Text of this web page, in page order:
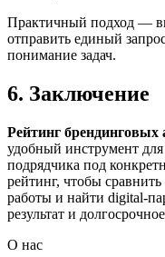
Практичный подход —
отправить единый
понимание задач.
6. Заключение
Рейтинг брендинговых
удобный инструмент
подрядчика под
рейтинг, чтобы
работы и найти digital-
результат и
О нас